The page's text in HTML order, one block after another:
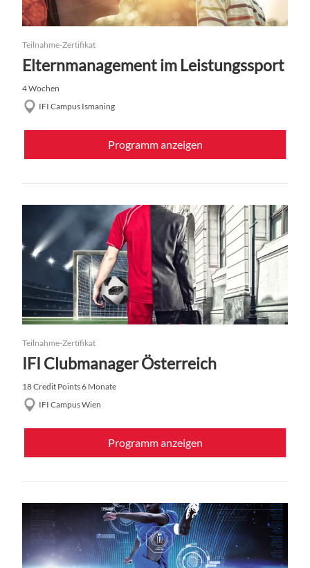
Teilnahme-Zertifikat
Elternmanagement im Leistungssport
4 Wochen
IFI Campus Ismaning
Programm anzeigen
Teilnahme-Zertifikat
IFI Clubmanager Österreich
18 Credit Points6 Monate
IFI Campus Wien
Programm anzeigen